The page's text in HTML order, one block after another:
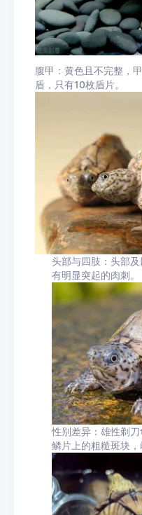
腹甲：黄色且不完整，
盾，只有10枚盾片。
头部与四肢：头部
有明显突起的肉刺。
性别差异：雄性剃
鳞片上的粗糙斑块，